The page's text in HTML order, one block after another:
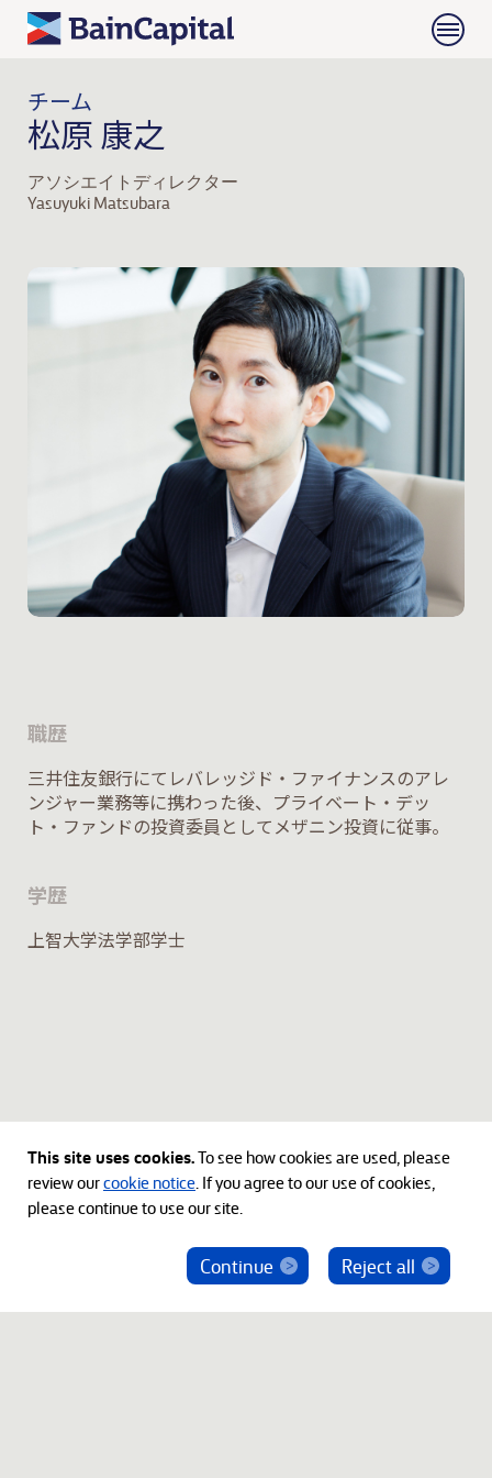
チーム
松原 康之
アソシエイトディレクター
Yasuyuki Matsubara
職歴
三井住友銀行にてレバレッジド・ファイナンスのアレ
ンジャー業務等に携わった後、プライベート・デッ
ト・ファンドの投資委員としてメザニン投資に従事。
学歴
上智大学法学部学士
ベインキャピタル社員を騙った投資勧誘にご注意
This site uses cookies.To see how cookies are used, please
review ourcookie notice. If you agree to our use of cookies,
please continue to use our site.
Reject all
Continue